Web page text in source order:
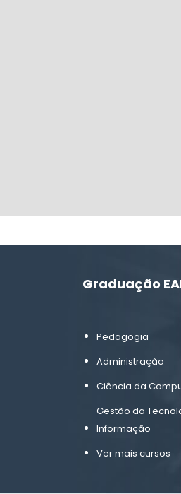
Graduação
Pedagogia
Administração
Ciência da
Gestão da
Informação
Ver mais cursos